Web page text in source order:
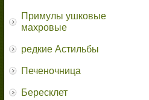
Примулы ушковые
махровые
редкие Астильбы
Печеночница
Бересклет